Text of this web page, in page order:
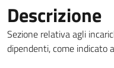
Descrizione
Sezione relativa agli
dipendenti, come indicato